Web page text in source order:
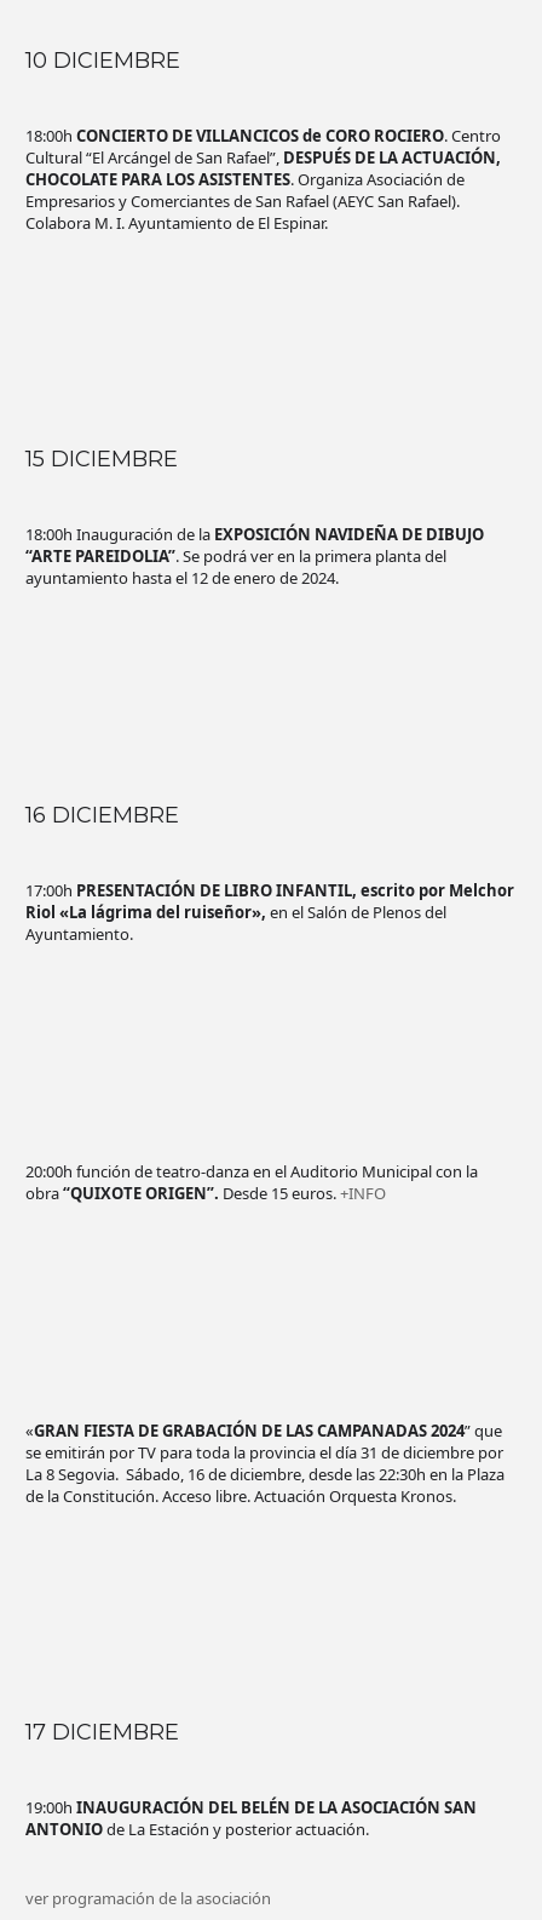
10 DICIEMBRE
18:00h CONCIERTO DE VILLANCICOS de CORO ROCIERO. Centro
Cultural “El Arcángel de San Rafael”, DESPUÉS DE LA ACTUACIÓN,
CHOCOLATE PARA LOS ASISTENTES. Organiza Asociación de
Empresarios y Comerciantes de San Rafael (AEYC San Rafael).
Colabora M. I. Ayuntamiento de El Espinar.
15 DICIEMBRE
18:00h Inauguración de la EXPOSICIÓN NAVIDEÑA DE DIBUJO
“ARTE PAREIDOLIA”. Se podrá ver en la primera planta del
ayuntamiento hasta el 12 de enero de 2024.
16 DICIEMBRE
17:00h PRESENTACIÓN DE LIBRO INFANTIL, escrito por Melchor
Riol «La lágrima del ruiseñor», en el Salón de Plenos del
Ayuntamiento.
20:00h función de teatro-danza en el Auditorio Municipal con la
obra“QUIXOTE ORIGEN”. Desde 15 euros.+INFO
«GRAN FIESTA DE GRABACIÓN DE LAS CAMPANADAS 2024” que
se emitirán por TV para toda la provincia el día 31 de diciembre por
La 8 Segovia. Sábado, 16 de diciembre, desde las 22:30h en la Plaza
de la Constitución. Acceso libre. Actuación Orquesta Kronos.
17 DICIEMBRE
19:00h INAUGURACIÓN DEL BELÉN DE LA ASOCIACIÓN SAN
ANTONIOde La Estación y posterior actuación.
ver programación de la asociación